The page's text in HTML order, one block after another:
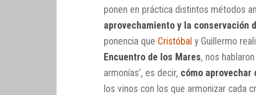
ponen en práctica distintos métodos
aprovechamiento y la conservación
ponencia que Cristóbal y Guillermo
Encuentro de los Mares, nos
armonías’, es decir, cómo
los vinos con los que armonizar cada